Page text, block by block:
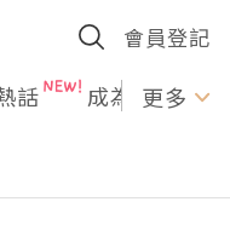
會員登記
話 成為U更多